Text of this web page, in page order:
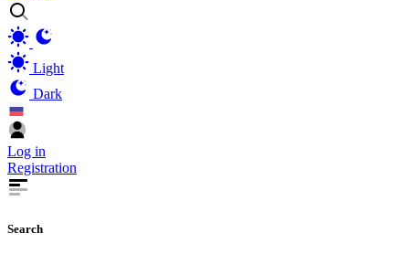
Light
Dark
Log in
Registration
Search